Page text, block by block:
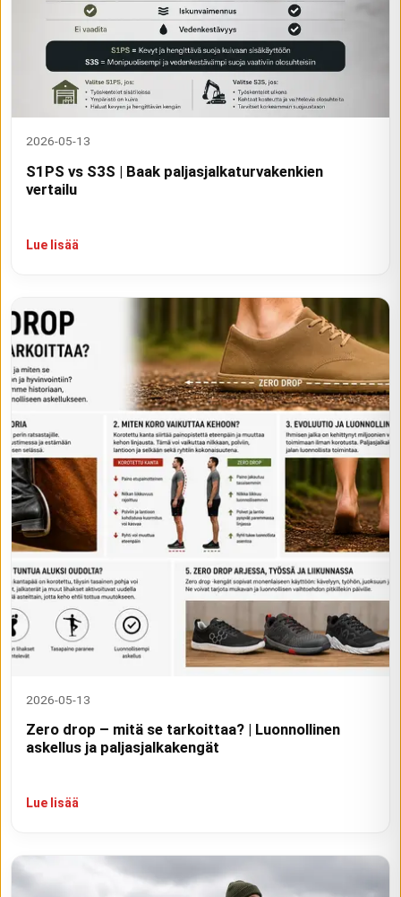
2026-05-13
S1PS vs S3S | Baak paljasjalkaturvakenkien
vertailu
Lue lisää
2026-05-13
Zero drop – mitä se tarkoittaa? | Luonnollinen
askellus ja paljasjalkakengät
Lue lisää